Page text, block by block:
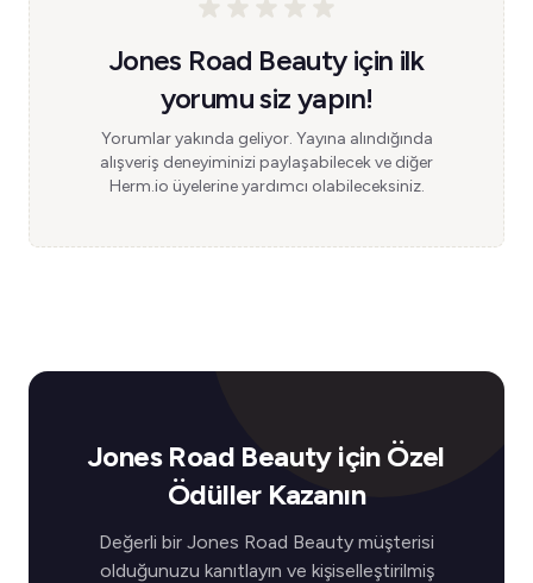
Jones Road Beauty için ilk
yorumu siz yapın!
Yorumlar yakında geliyor. Yayına alındığında
alışveriş deneyiminizi paylaşabilecek ve diğer
Herm.io üyelerine yardımcı olabileceksiniz.
Jones Road Beauty için Özel
Ödüller Kazanın
Değerli bir Jones Road Beauty müşterisi
olduğunuzu kanıtlayın ve kişiselleştirilmiş